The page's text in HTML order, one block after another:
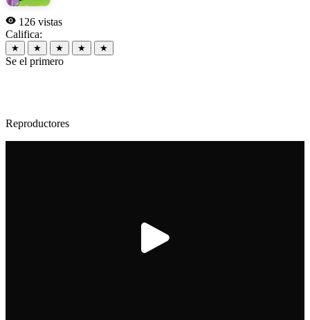
126 vistas
Califica:
★ ★ ★ ★ ★
Se el primero
Reproductores